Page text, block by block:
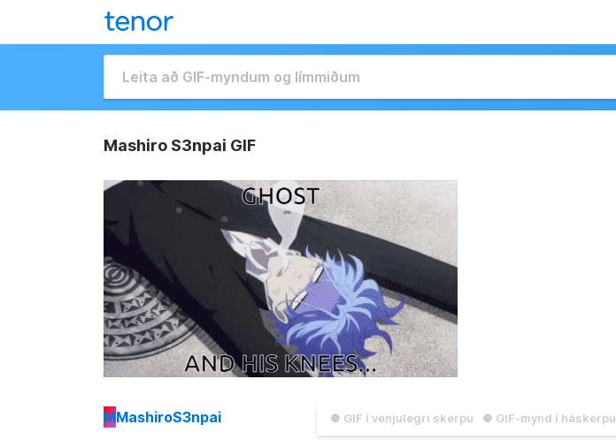
Mashiro S3npai GIF
● GIF í venjulegri skerpu ● GIF-mynd í háskerpu
MMashiroS3npai